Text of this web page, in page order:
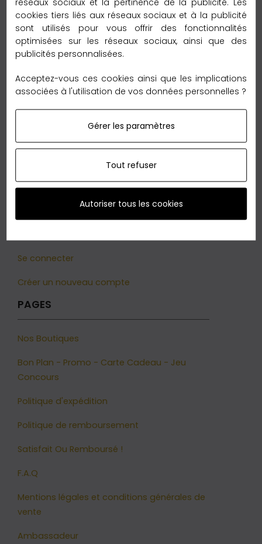
Foulard gris femme
Foulard jaune femme
Foulard orange femme
Foulard printemps pour femme
Foulard tête pour femme
VOTRE COMPTE
Se connecter
Créer un nouveau compte
PAGES
Nos Boutiques
Bon Plan - Promo - Carte Cadeau - Jeu
Concours
Politique d'expédition
Politique de remboursement
Satisfait Ou Remboursé !
F.A.Q
Mentions légales et conditions générales de
vente
Ambassadeur
cookies tiers liés aux réseaux sociaux et à la publicité
sont utilisés pour vous offrir des fonctionnalités
optimisées sur les réseaux sociaux, ainsi que des
publicités personnalisées.
Acceptez-vous ces cookies ainsi que les implications
associées à l'utilisation de vos données personnelles ?
Gérer les paramètres
Tout refuser
Autoriser tous les cookies